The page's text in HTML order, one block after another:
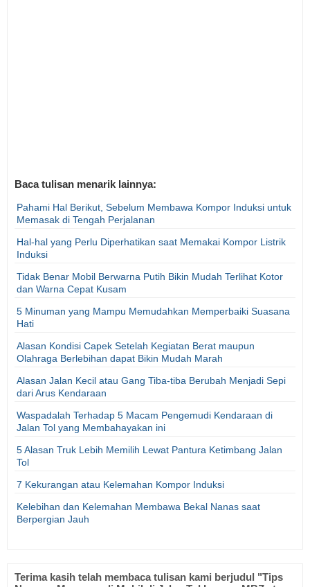
Baca tulisan menarik lainnya:
Pahami Hal Berikut, Sebelum Membawa Kompor Induksi untuk
Memasak di Tengah Perjalanan
Hal-hal yang Perlu Diperhatikan saat Memakai Kompor Listrik
Induksi
Tidak Benar Mobil Berwarna Putih Bikin Mudah Terlihat Kotor
dan Warna Cepat Kusam
5 Minuman yang Mampu Memudahkan Memperbaiki Suasana
Hati
Alasan Kondisi Capek Setelah Kegiatan Berat maupun
Olahraga Berlebihan dapat Bikin Mudah Marah
Alasan Jalan Kecil atau Gang Tiba-tiba Berubah Menjadi Sepi
dari Arus Kendaraan
Waspadalah Terhadap 5 Macam Pengemudi Kendaraan di
Jalan Tol yang Membahayakan ini
5 Alasan Truk Lebih Memilih Lewat Pantura Ketimbang Jalan
Tol
7 Kekurangan atau Kelemahan Kompor Induksi
Kelebihan dan Kelemahan Membawa Bekal Nanas saat
Berpergian Jauh
Terima kasih telah membaca tulisan kami berjudul "Tips